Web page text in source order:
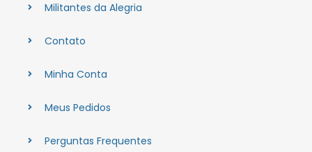
Militantes da Alegria
Contato
Minha Conta
Meus Pedidos
Perguntas Frequentes